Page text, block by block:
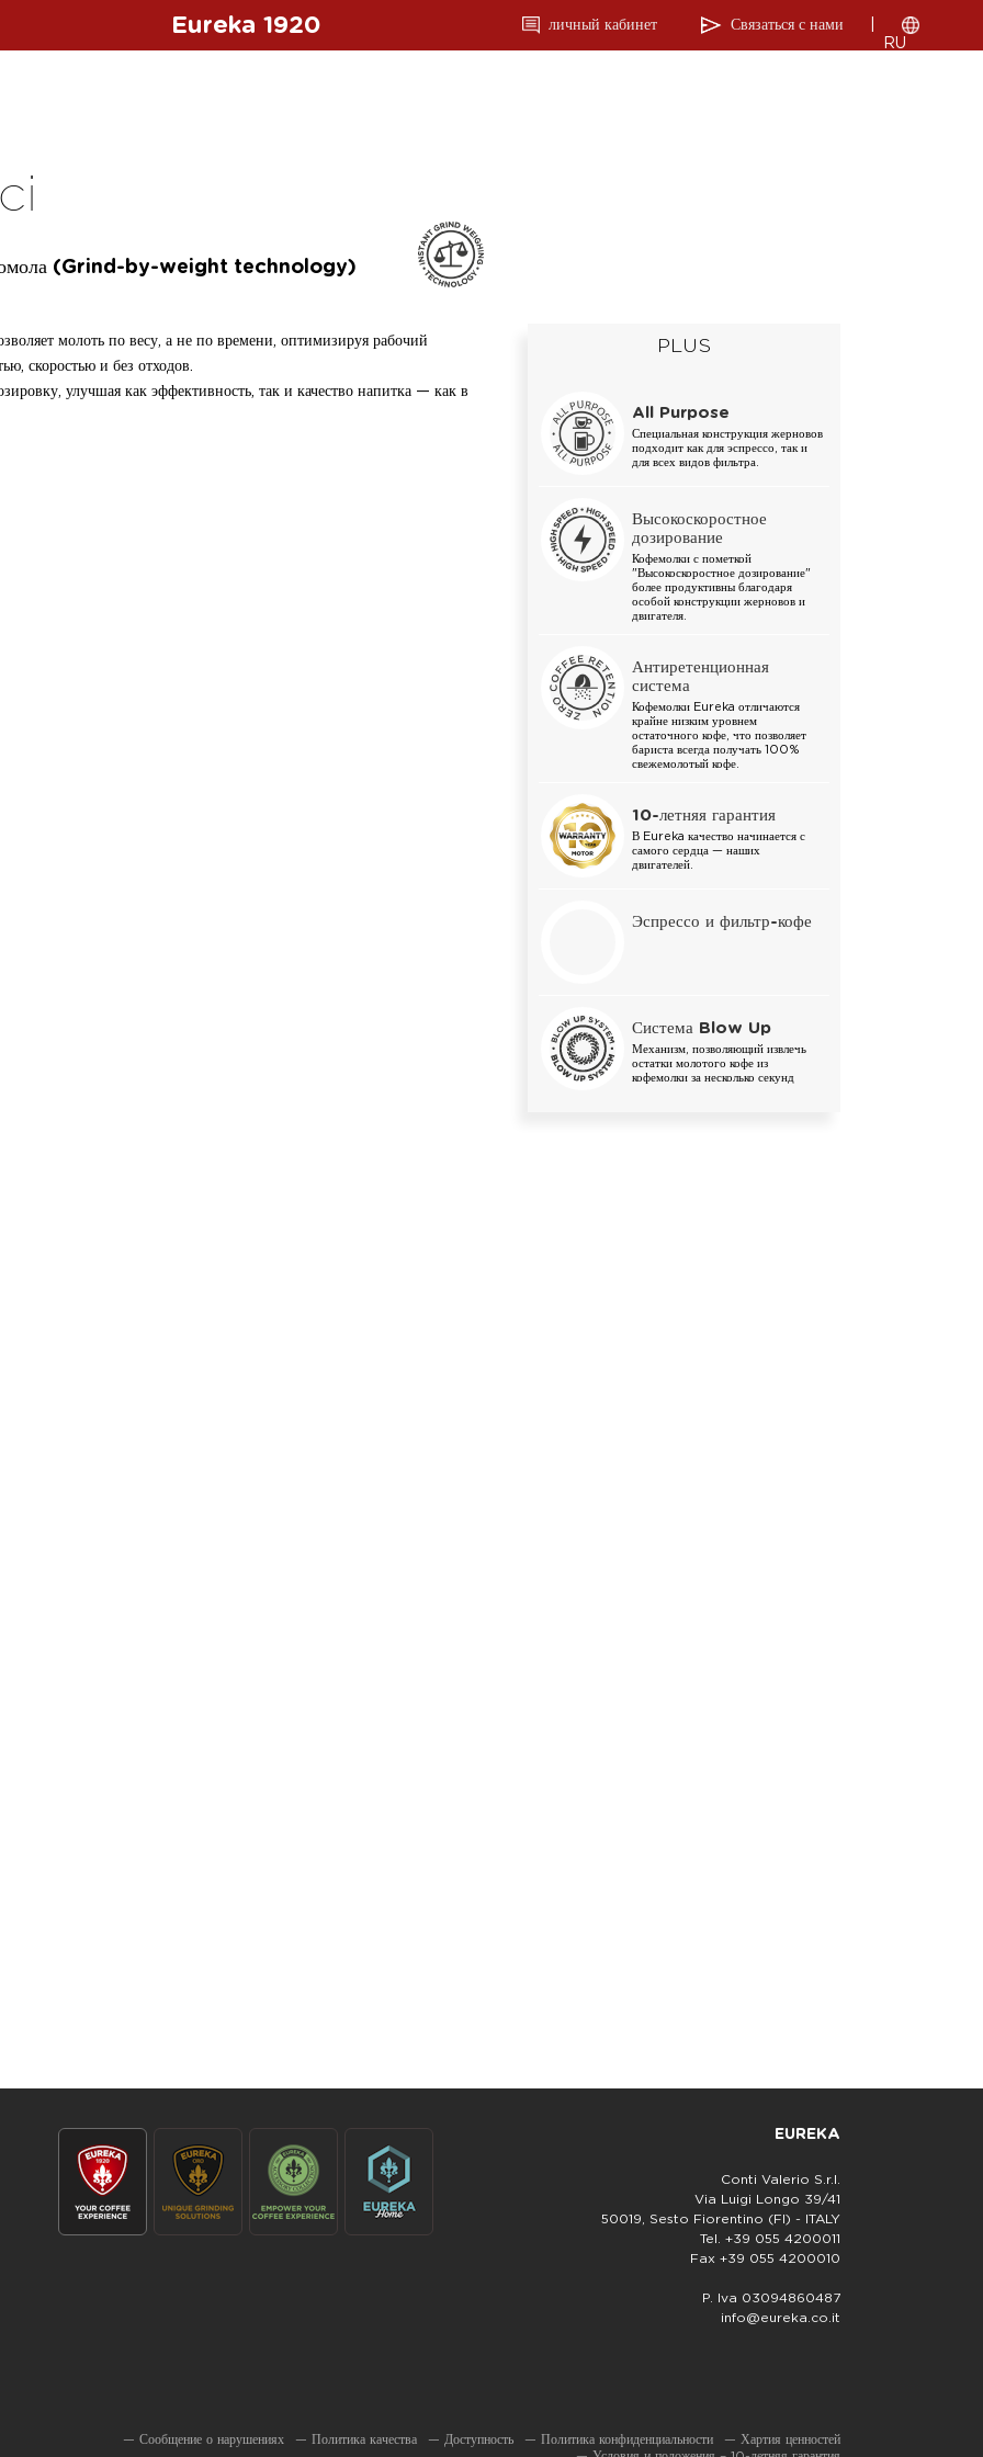
Eureka 1920 личный кабинет Связаться с нами
RU
помола (Grind-by-weight technology)
молоть по весу, а не по времени, оптимизируя рабочий
скоростью и без отходов.
улучшая как эффективность, так и качество напитка — как в
PLUS
All Purpose
Специальная конструкция жерновов
подходит как для эспрессо, так и
для всех видов фильтра.
Высокоскоростное
дозирование
Кофемолки с пометкой
"Высокоскоростное дозирование"
более продуктивны благодаря
особой конструкции жерновов и
двигателя.
Антиретенционная
система
Кофемолки Eureka отличаются
крайне низким уровнем
остаточного кофе, что позволяет
бариста всегда получать 100%
свежемолотый кофе.
10-летняя гарантия
В Eureka качество начинается с
самого сердца — наших
двигателей.
Эспрессо и фильтр-кофе
Система Blow Up
Механизм, позволяющий извлечь
остатки молотого кофе из
кофемолки за несколько секунд
EUREKA
Conti Valerio S.r.l.
Via Luigi Longo 39/41
50019, Sesto Fiorentino (FI) - ITALY
Tel. +39 055 4200011
Fax +39 055 4200010
P. Iva 03094860487
info@eureka.co.it
— Сообщение о нарушениях — Политика качества — Доступность — Политика конфиденциальности — Хартия ценностей